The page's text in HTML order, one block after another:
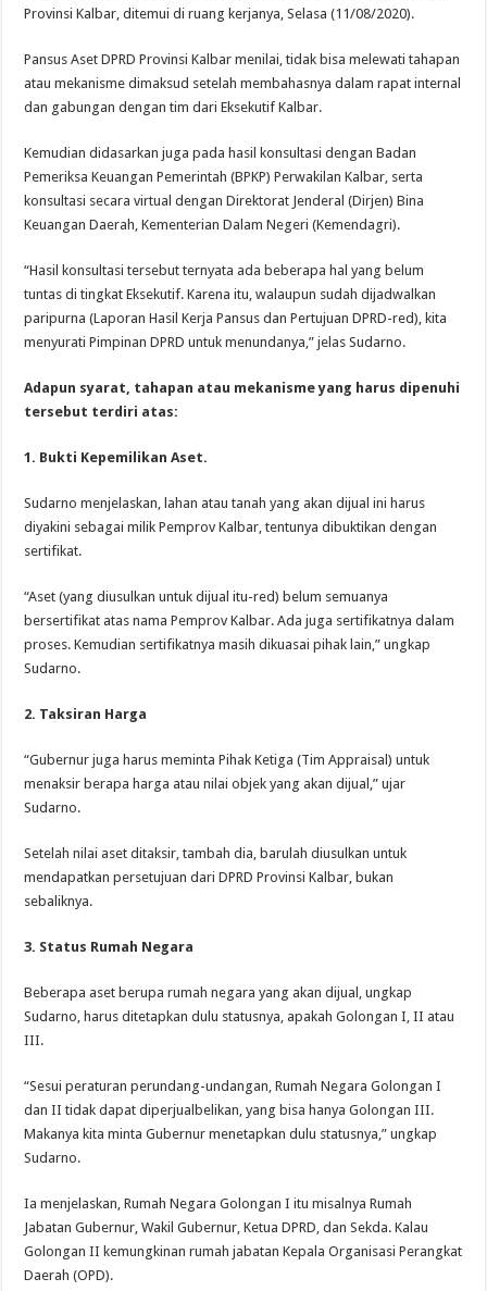
Provinsi Kalbar, ditemui di ruang kerjanya, Selasa (11/08/2020).
Pansus Aset DPRD Provinsi Kalbar menilai, tidak bisa melewati tahapan
atau mekanisme dimaksud setelah membahasnya dalam rapat internal
dan gabungan dengan tim dari Eksekutif Kalbar.
Kemudian didasarkan juga pada hasil konsultasi dengan Badan
Pemeriksa Keuangan Pemerintah (BPKP) Perwakilan Kalbar, serta
konsultasi secara virtual dengan Direktorat Jenderal (Dirjen) Bina
Keuangan Daerah, Kementerian Dalam Negeri (Kemendagri).
“Hasil konsultasi tersebut ternyata ada beberapa hal yang belum
tuntas di tingkat Eksekutif. Karena itu, walaupun sudah dijadwalkan
paripurna (Laporan Hasil Kerja Pansus dan Pertujuan DPRD-red), kita
menyurati Pimpinan DPRD untuk menundanya,” jelas Sudarno.
Adapun syarat, tahapan atau mekanisme yang harus dipenuhi
tersebut terdiri atas:
1. Bukti Kepemilikan Aset.
Sudarno menjelaskan, lahan atau tanah yang akan dijual ini harus
diyakini sebagai milik Pemprov Kalbar, tentunya dibuktikan dengan
sertifikat.
“Aset (yang diusulkan untuk dijual itu-red) belum semuanya
bersertifikat atas nama Pemprov Kalbar. Ada juga sertifikatnya dalam
proses. Kemudian sertifikatnya masih dikuasai pihak lain,” ungkap
Sudarno.
2. Taksiran Harga
“Gubernur juga harus meminta Pihak Ketiga (Tim Appraisal) untuk
menaksir berapa harga atau nilai objek yang akan dijual,” ujar
Sudarno.
Setelah nilai aset ditaksir, tambah dia, barulah diusulkan untuk
mendapatkan persetujuan dari DPRD Provinsi Kalbar, bukan
sebaliknya.
3. Status Rumah Negara
Beberapa aset berupa rumah negara yang akan dijual, ungkap
Sudarno, harus ditetapkan dulu statusnya, apakah Golongan I, II atau
III.
“Sesui peraturan perundang-undangan, Rumah Negara Golongan I
dan II tidak dapat diperjualbelikan, yang bisa hanya Golongan III.
Makanya kita minta Gubernur menetapkan dulu statusnya,” ungkap
Sudarno.
Ia menjelaskan, Rumah Negara Golongan I itu misalnya Rumah
Jabatan Gubernur, Wakil Gubernur, Ketua DPRD, dan Sekda. Kalau
Golongan II kemungkinan rumah jabatan Kepala Organisasi Perangkat
Daerah (OPD).